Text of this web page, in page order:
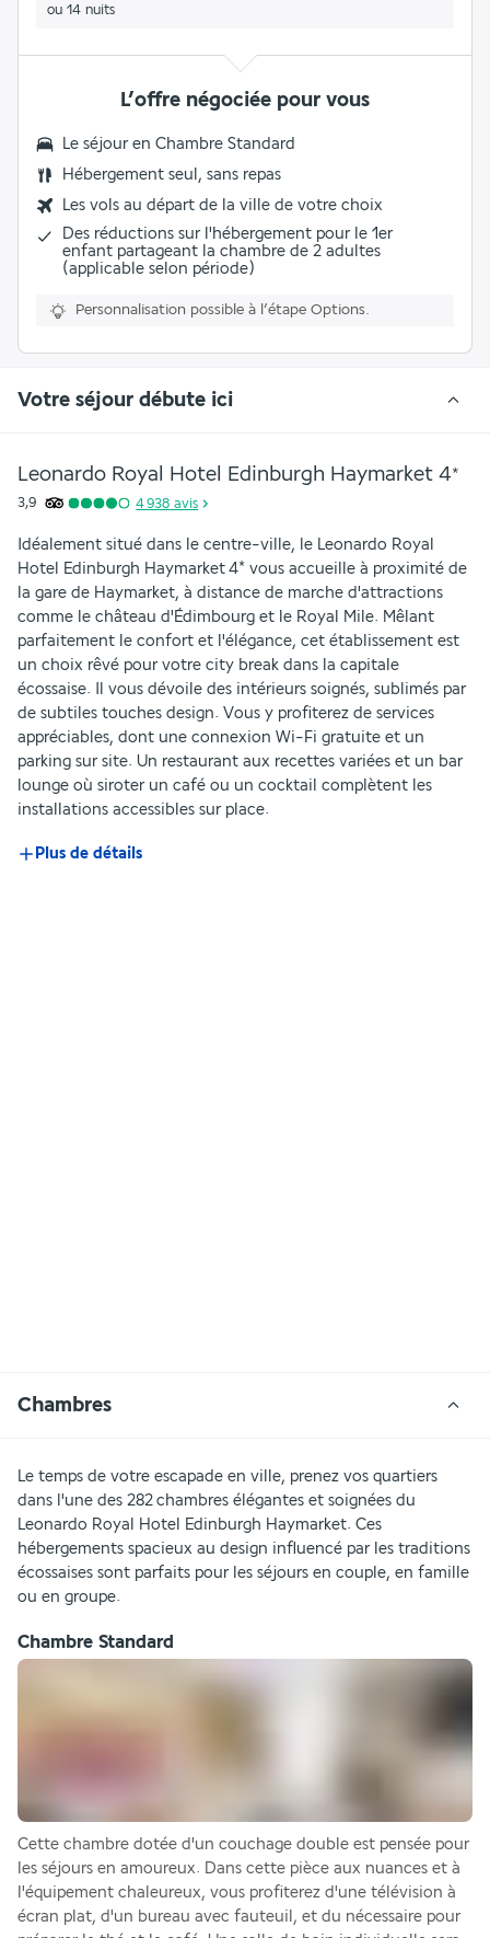
ou 14 nuits
L’offre négociée pour vous
Le séjour en Chambre Standard
Hébergement seul, sans repas
Les vols au départ de la ville de votre choix
Des réductions sur l'hébergement pour le 1er
enfant partageant la chambre de 2 adultes
(applicable selon période)
Personnalisation possible à l’étape Options.
Votre séjour débute ici
Leonardo Royal Hotel Edinburgh Haymarket 4*
3,9 4 938 avis
Idéalement situé dans le centre-ville, le Leonardo Royal
Hotel Edinburgh Haymarket 4* vous accueille à proximité de
la gare de Haymarket, à distance de marche d'attractions
comme le château d'Édimbourg et le Royal Mile. Mêlant
parfaitement le confort et l'élégance, cet établissement est
un choix rêvé pour votre city break dans la capitale
écossaise. Il vous dévoile des intérieurs soignés, sublimés par
de subtiles touches design. Vous y profiterez de services
appréciables, dont une connexion Wi-Fi gratuite et un
parking sur site. Un restaurant aux recettes variées et un bar
lounge où siroter un café ou un cocktail complètent les
installations accessibles sur place.
Plus de détails
Chambres
Le temps de votre escapade en ville, prenez vos quartiers
dans l'une des 282 chambres élégantes et soignées du
Leonardo Royal Hotel Edinburgh Haymarket. Ces
hébergements spacieux au design influencé par les traditions
écossaises sont parfaits pour les séjours en couple, en famille
ou en groupe.
Chambre Standard
Cette chambre dotée d'un couchage double est pensée pour
les séjours en amoureux. Dans cette pièce aux nuances et à
l'équipement chaleureux, vous profiterez d'une télévision à
écran plat, d'un bureau avec fauteuil, et du nécessaire pour